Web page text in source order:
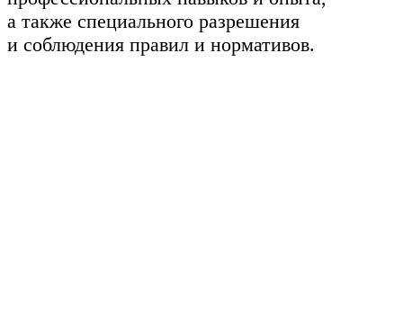
а также специального разрешения
и соблюдения правил и нормативов.